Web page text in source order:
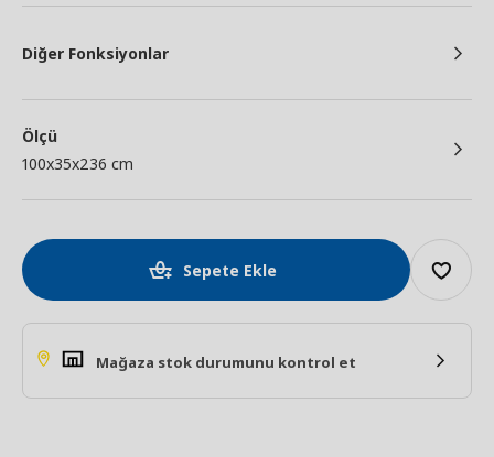
Diğer Fonksiyonlar
Ölçü
100x35x236 cm
Sepete Ekle
Mağaza stok durumunu kontrol et